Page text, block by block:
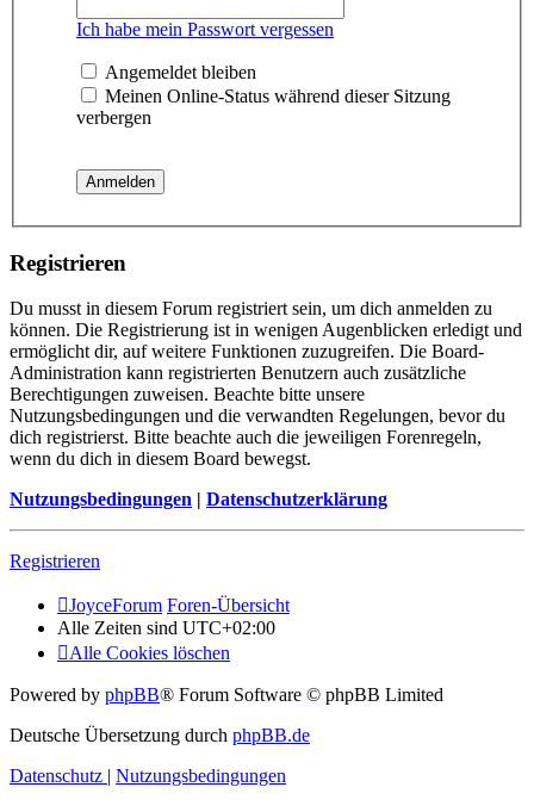
Ich habe mein Passwort vergessen
Angemeldet bleiben
Meinen Online-Status während dieser Sitzung
verbergen
Registrieren
Du musst in diesem Forum registriert sein, um dich anmelden zu
können. Die Registrierung ist in wenigen Augenblicken erledigt und
ermöglicht dir, auf weitere Funktionen zuzugreifen. Die Board-
Administration kann registrierten Benutzern auch zusätzliche
Berechtigungen zuweisen. Beachte bitte unsere
Nutzungsbedingungen und die verwandten Regelungen, bevor du
dich registrierst. Bitte beachte auch die jeweiligen Forenregeln,
wenn du dich in diesem Board bewegst.
Nutzungsbedingungen | Datenschutzerklärung
Registrieren
JoyceForum Foren-Übersicht
Alle Zeiten sind UTC+02:00
Alle Cookies löschen
Powered by phpBB® Forum Software © phpBB Limited
Deutsche Übersetzung durch phpBB.de
Datenschutz | Nutzungsbedingungen